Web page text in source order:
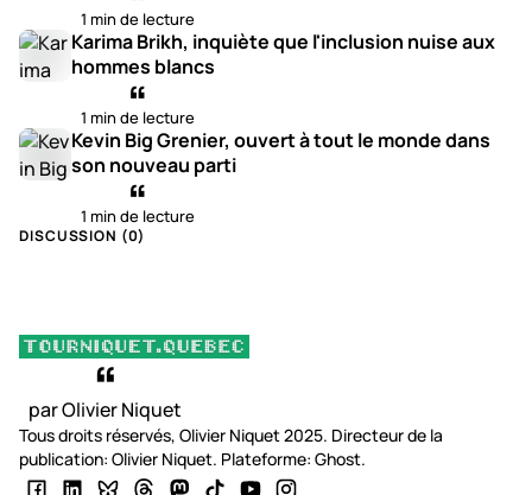
1 min de lecture
Karima Brikh, inquiète que l'inclusion nuise aux
hommes blancs
1 min de lecture
Kevin Big Grenier, ouvert à tout le monde dans
son nouveau parti
1 min de lecture
DISCUSSION (0)
par Olivier Niquet
Tous droits réservés, Olivier Niquet 2025. Directeur de la
publication: Olivier Niquet. Plateforme: Ghost.